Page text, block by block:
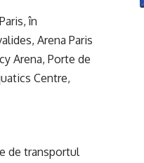
în
Arena Paris
Arena, Porte de
Centre,
de transportul